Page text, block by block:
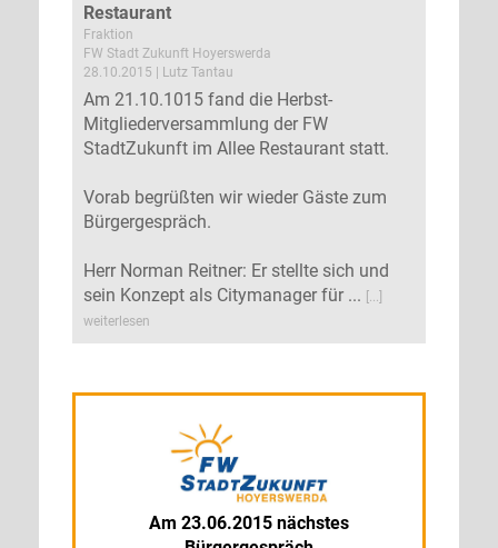
Restaurant
Fraktion
FW Stadt Zukunft Hoyerswerda
28.10.2015 | Lutz Tantau
Am 21.10.1015 fand die Herbst-
Mitgliederversammlung der FW
StadtZukunft im Allee Restaurant statt.
Vorab begrüßten wir wieder Gäste zum
Bürgergespräch.
Herr Norman Reitner: Er stellte sich und
sein Konzept als Citymanager für ...
[...]
weiterlesen
Am 23.06.2015 nächstes